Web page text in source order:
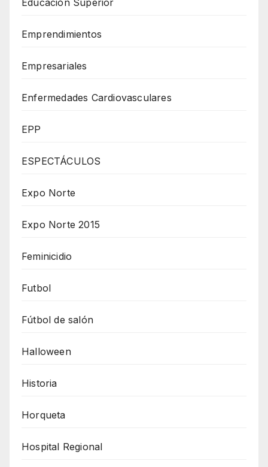
Emprendimientos
Empresariales
Enfermedades Cardiovasculares
EPP
ESPECTÁCULOS
Expo Norte
Expo Norte 2015
Feminicidio
Futbol
Fútbol de salón
Halloween
Historia
Horqueta
Hospital Regional